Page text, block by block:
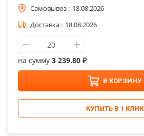
Самовывоз : 18.08.2026
Доставка : 18.08.2026
на сумму 3 239.80 ₽
В КОРЗИНУ
КУПИТЬ В 1 КЛИК